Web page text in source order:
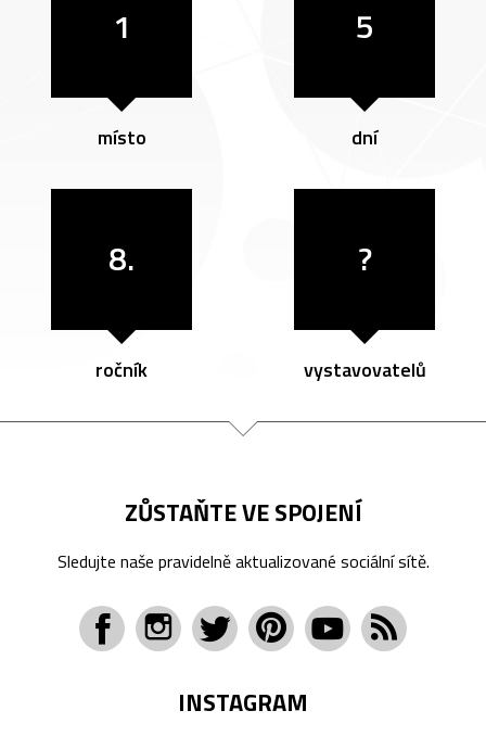
1
místo
5
dní
8.
ročník
?
vystavovatelů
ZŮSTAŇTE VE SPOJENÍ
Sledujte naše pravidelně aktualizované sociální sítě.
INSTAGRAM